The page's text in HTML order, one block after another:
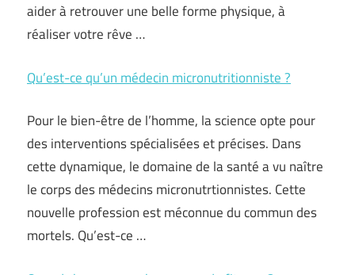
aider à retrouver une belle forme physique, à
réaliser votre rêve …
Qu’est-ce qu’un médecin micronutritionniste ?
Pour le bien-être de l’homme, la science opte pour
des interventions spécialisées et précises. Dans
cette dynamique, le domaine de la santé a vu naître
le corps des médecins micronutrtionnistes. Cette
nouvelle profession est méconnue du commun des
mortels. Qu’est-ce …